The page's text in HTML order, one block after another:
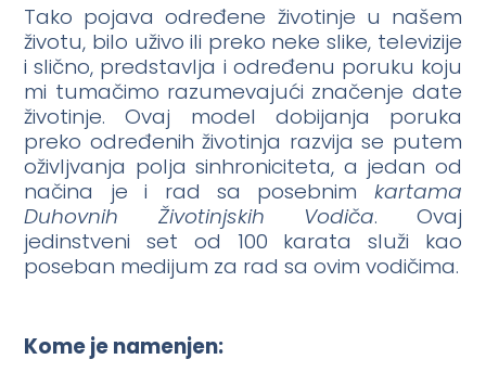
Tako pojava određene životinje u našem
životu, bilo uživo ili preko neke slike, televizije
i slično, predstavlja i određenu poruku koju
mi tumačimo razumevajući značenje date
životinje. Ovaj model dobijanja poruka
preko određenih životinja razvija se putem
oživljvanja polja sinhroniciteta, a jedan od
načina je i rad sa posebnim kartama
Duhovnih Životinjskih Vodiča. Ovaj
jedinstveni set od 100 karata služi kao
poseban medijum za rad sa ovim vodičima.
Kome je namenjen: